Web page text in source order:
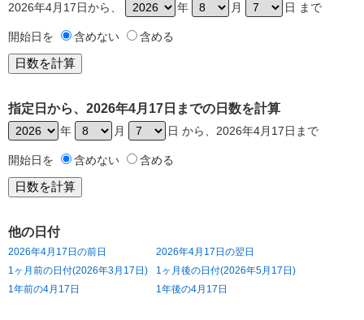
2026年4月17日から、 年 月 日 まで
開始日を 含めない 含める
指定日から、2026年4月17日までの日数を計算
年 月 日 から、2026年4月17日まで
開始日を 含めない 含める
他の日付
2026年4月17日の前日
2026年4月17日の翌日
1ヶ月前の日付(2026年3月17日)
1ヶ月後の日付(2026年5月17日)
1年前の4月17日
1年後の4月17日